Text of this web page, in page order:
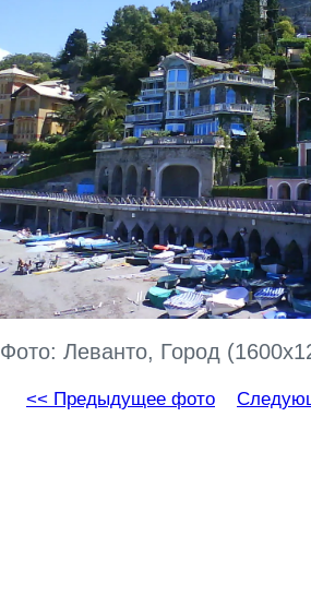
Фото: Леванто, Город
<< Предыдущее фото